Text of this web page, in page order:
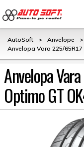
AutoSoft > Anvelope >
Anvelopa Vara 225/
Anvelopa
Optimo GT